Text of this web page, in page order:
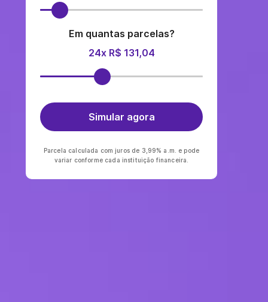
Em quantas parcelas?
24x R$ 131,04
Simular agora
Parcela calculada com juros de 3,99% a.m. e pode
variar conforme cada instituição financeira.